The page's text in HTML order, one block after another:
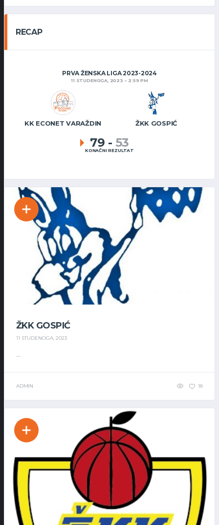
RECAP
PRVA ŽENSKA LIGA 2023-2024
11 STUDENOGA, 2023 2:59 PM
KK ECONET VARAŽDIN ŽKK GOSPIĆ
79 - 53
KONAČNI REZULTAT
ŽKK GOSPIĆ
11 STUDENOGA, 2023
...
ADMIN 18